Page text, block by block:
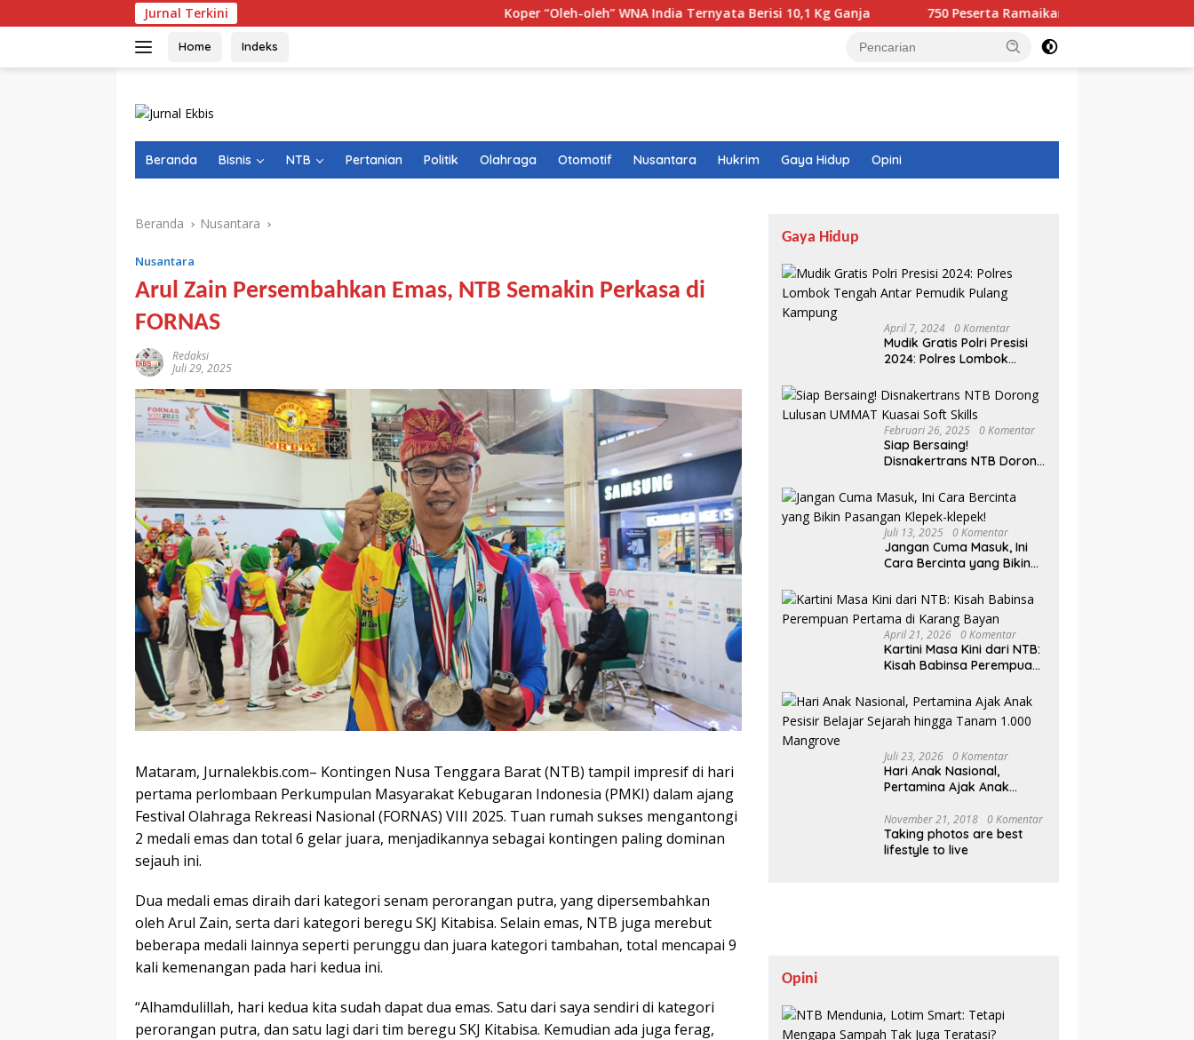
ke
Jurnal Terkini Koper “Oleh-oleh” WNA India Ternyata Berisi 10,1 Kg Ganja 750 Peserta Ramaikan Fun Walk RINJANI BI NTB
Home Indeks
Beranda Bisnis NTB Pertanian Politik Olahraga Otomotif Nusantara Hukrim Gaya Hidup Opini
Beranda Nusantara
Nusantara
Arul Zain Persembahkan Emas, NTB Semakin Perkasa di
FORNAS
Redaksi
Juli 29, 2025
Mataram, Jurnalekbis.com– Kontingen Nusa Tenggara Barat (NTB) tampil impresif di hari
pertama perlombaan Perkumpulan Masyarakat Kebugaran Indonesia (PMKI) dalam ajang
Festival Olahraga Rekreasi Nasional (FORNAS) VIII 2025. Tuan rumah sukses mengantongi
2 medali emas dan total 6 gelar juara, menjadikannya sebagai kontingen paling dominan
sejauh ini.
Dua medali emas diraih dari kategori senam perorangan putra, yang dipersembahkan
oleh Arul Zain, serta dari kategori beregu SKJ Kitabisa. Selain emas, NTB juga merebut
beberapa medali lainnya seperti perunggu dan juara kategori tambahan, total mencapai 9
kali kemenangan pada hari kedua ini.
“Alhamdulillah, hari kedua kita sudah dapat dua emas. Satu dari saya sendiri di kategori
perorangan putra, dan satu lagi dari tim beregu SKJ Kitabisa. Kemudian ada juga ferag,
Gaya Hidup
April 7, 2024 0 Komentar
Mudik Gratis Polri Presisi
2024: Polres Lombok
Pulang Kampung
Februari 26, 2025 0 Komentar
Siap Bersaing!
Disnakertrans NTB Dorong
Soft Skills
Juli 13, 2025 0 Komentar
Jangan Cuma Masuk, Ini
Cara Bercinta yang Bikin
April 21, 2026 0 Komentar
Kartini Masa Kini dari NTB:
Kisah Babinsa Perempuan
Juli 23, 2026 0 Komentar
Hari Anak Nasional,
Pertamina Ajak Anak
hingga Tanam 1.000
Mangrove
November 21, 2018 0 Komentar
Taking photos are best
lifestyle to live
Opini